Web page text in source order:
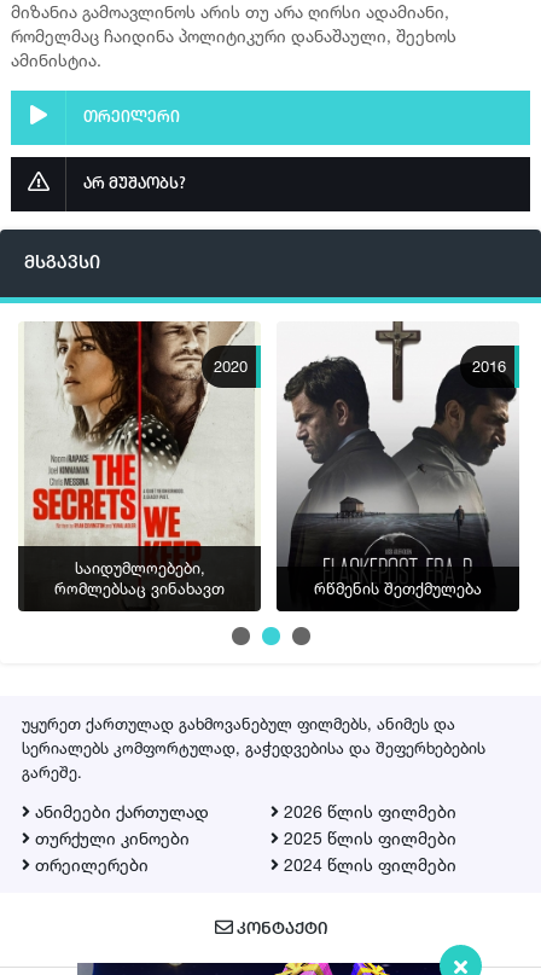
მიზანია გამოავლინოს არის თუ არა ღირსი ადამიანი,
რომელმაც ჩაიდინა პოლიტიკური დანაშაული, შეეხოს
ამინისტია.
თრეილერი
არ მუშაობს?
მსგავსი
2020
საიდუმლოებები,
რომლებსაც ვინახავთ
2016
რწმენის შეთქმულება
უყურეთ ქართულად გახმოვანებულ ფილმებს, ანიმეს და
სერიალებს კომფორტულად, გაჭედვებისა და შეფერხებების
გარეშე.
ანიმეები ქართულად
თურქული კინოები
თრეილერები
2026 წლის ფილმები
2025 წლის ფილმები
2024 წლის ფილმები
ᲙᲝᲜᲢᲐᲥᲢᲘ